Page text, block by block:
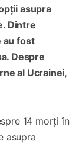
asupra
Dintre
au fost
Despre
al Ucrainei,
14 morți în
asupra